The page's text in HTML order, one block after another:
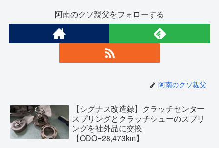
阿南のクソ親父をフォローする
阿南のクソ親父
【シグナス改造録】クラッチセンター
スプリングとクラッチシューのスプリ
ングを社外品に交換
【ODO=28,473km】